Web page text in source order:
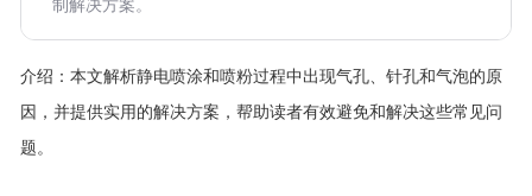
制解决方案。
介绍： 本文解析静电喷涂和喷粉过程中出现气孔、针孔和气泡的原
因，并提供实用的解决方案，帮助读者有效避免和解决这些常见问
题。